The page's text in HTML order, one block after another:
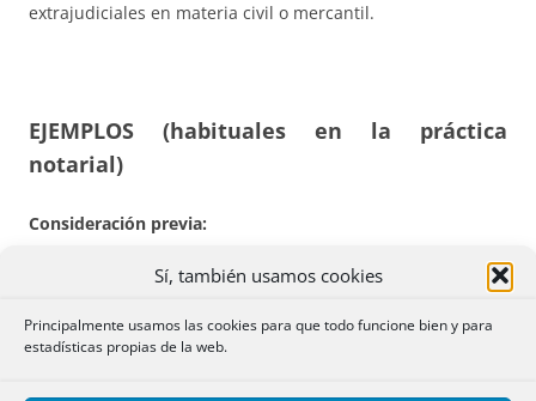
Sí, también usamos cookies
Principalmente usamos las cookies para que todo funcione bien y para
estadísticas propias de la web.
extrajudiciales en materia civil o mercantil.
EJEMPLOS (habituales en la práctica
notarial)
Consideración previa:
Reino Unido no participaba de forma plena en el Espacio
Protocolo no 21
sobre la posición del Reino Unido e Irlanda
Justicia, le confería la posibilidad de manifestar su deseo